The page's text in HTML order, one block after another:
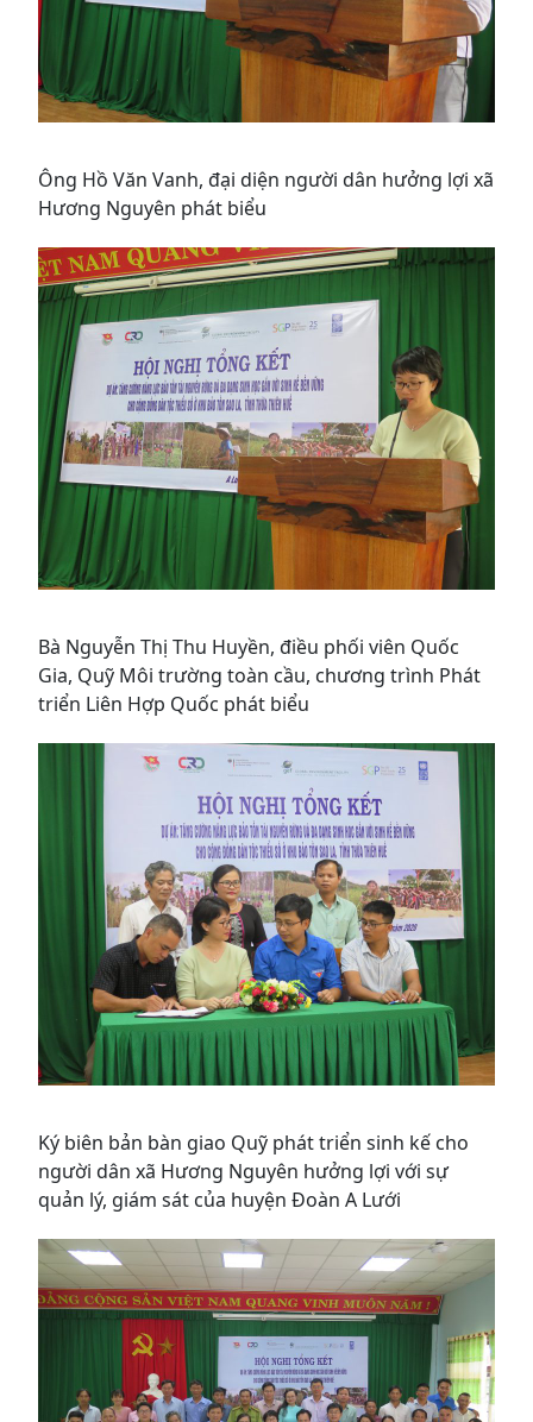
Ông Hồ Văn Vanh, đại diện người dân hưởng lợi xã
Hương Nguyên phát biểu
Bà Nguyễn Thị Thu Huyền, điều phối viên Quốc
Gia, Quỹ Môi trường toàn cầu, chương trình Phát
triển Liên Hợp Quốc phát biểu
Ký biên bản bàn giao Quỹ phát triển sinh kế cho
người dân xã Hương Nguyên hưởng lợi với sự
quản lý, giám sát của huyện Đoàn A Lưới